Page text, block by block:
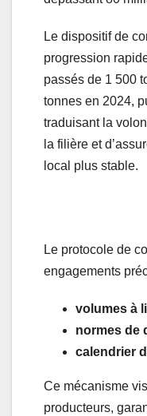
Le dispositif de
progression
passés de 1 500
tonnes en 2024,
traduisant la
la filière et
local plus stable.
Le protocole de
engagements
volumes à
normes de
calendrier
Ce mécanisme
producteurs,